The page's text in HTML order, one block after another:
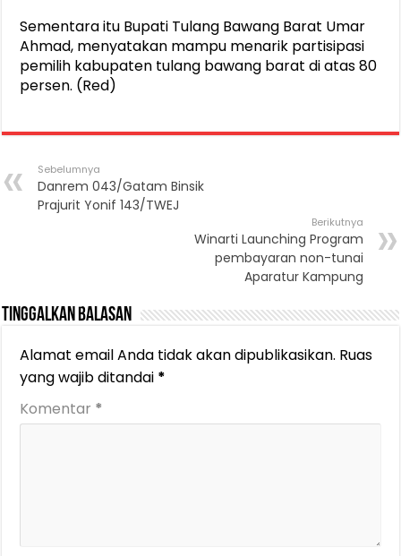
Sementara itu Bupati Tulang Bawang Barat Umar
Ahmad, menyatakan mampu menarik partisipasi
pemilih kabupaten tulang bawang barat di atas 80
persen. (Red)
Sebelumnya
Danrem 043/Gatam Binsik
Prajurit Yonif 143/TWEJ
Berikutnya
Winarti Launching Program
pembayaran non-tunai
Aparatur Kampung
Tinggalkan Balasan
Alamat email Anda tidak akan dipublikasikan. Ruas
yang wajib ditandai *
Komentar *